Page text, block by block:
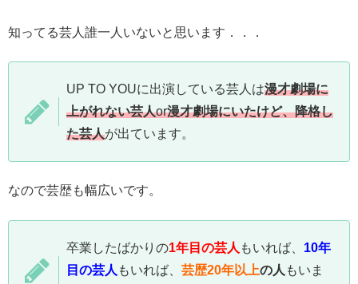
知ってる芸人誰一人いないと思います．．．
UP TO YOUに出演している芸人は漫才劇場に
上がれない芸人or漫才劇場にいたけど、降格し
た芸人が出ています。
なので芸歴も幅広いです。
卒業したばかりの1年目の芸人 もいれば、 10年
目の芸人 もいれば、 芸歴20年以上の人 もいま